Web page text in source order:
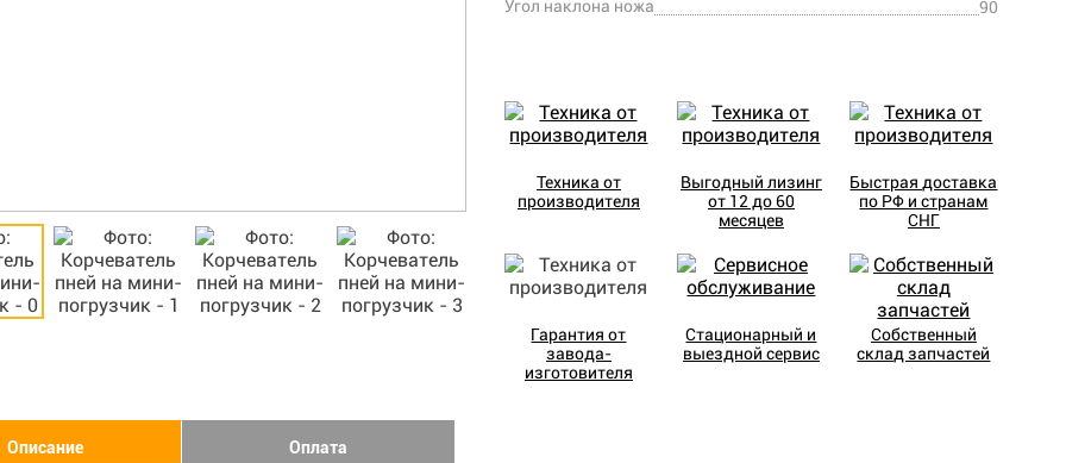
Угол наклона ножа
90
Техника от
производителя
Выгодный лизинг
от 12 до 60
месяцев
Быстрая доставка
по РФ и странам
СНГ
Гарантия от
завода-
изготовителя
Стационарный и
выездной сервис
Собственный
склад запчастей
Описание Оплата